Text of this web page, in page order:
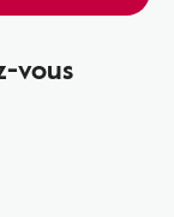
vous